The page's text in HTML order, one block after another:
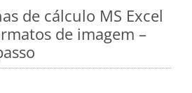
de cálculo MS Excel
de imagem –